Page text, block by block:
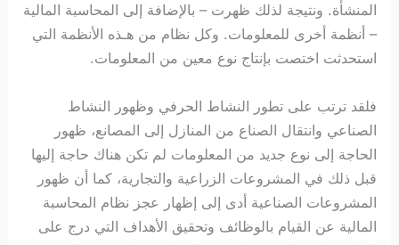
المنشأة. ونتيجة لذلك ظهرت – بالإضافة إلى المحاسبة المالية
– أنظمة أخرى للمعلومات. وكل نظام من هـذه الأنظمة التي
استحدثت اختصت بإنتاج نوع معين من المعلومات.
فلقد ترتب على تطور النشاط الحرفي وظهور النشاط
الصناعي وانتقال الصناع من المنازل إلى المصانع، ظهور
الحاجة إلى نوع جديد من المعلومات لم تكن هناك حاجة إليها
قبل ذلك في المشروعات الزراعية والتجارية، كما أن ظهور
المشروعات الصناعية أدى إلى إظهار عجز نظام المحاسبة
المالية عن القيام بالوظائف وتحقيق الأهداف التي درج على